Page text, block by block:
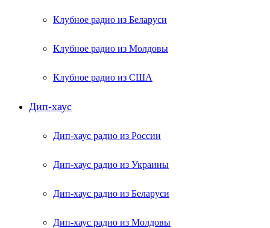
Клубное радио из Беларуси
Клубное радио из Молдовы
Клубное радио из США
Дип-хаус
Дип-хаус радио из России
Дип-хаус радио из Украины
Дип-хаус радио из Беларуси
Дип-хаус радио из Молдовы